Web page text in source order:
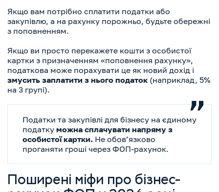
Якщо вам потрібно сплатити податки або
закупівлю, а на рахунку порожньо, будьте обережні
з поповненням.
Якщо ви просто перекажете кошти з особистої
картки з призначенням «поповнення рахунку»,
податкова може порахувати це як новий дохід і
змусить заплатити з нього податок (наприклад, 5%
на 3 групі).
Податки та закупівлі для бізнесу на єдиному
податку можна сплачувати напряму з
особистої картки. Не обов’язково
проганяти гроші через ФОП-рахунок.
Поширені міфи про бізнес-